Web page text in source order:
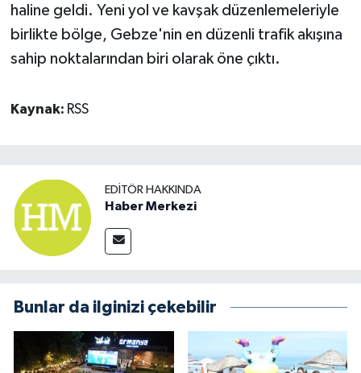
haline geldi. Yeni yol ve kavşak düzenlemeleriyle
birlikte bölge, Gebze'nin en düzenli trafik akışına
sahip noktalarından biri olarak öne çıktı.
Kaynak: RSS
EDITÖR HAKKINDA
Haber Merkezi
Bunlar da ilginizi çekebilir